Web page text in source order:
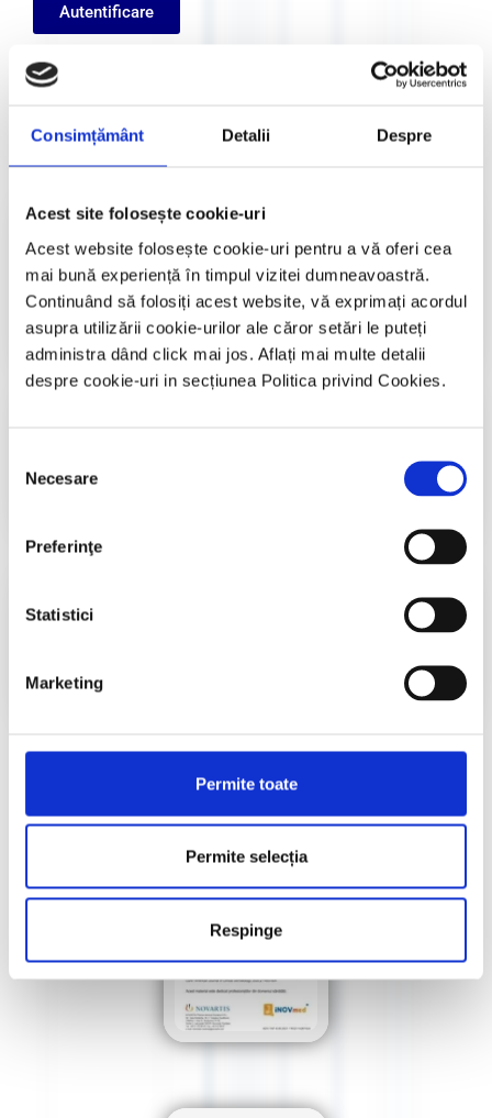
Consimțământ Detalii Despre
Acest site folosește cookie-uri
Acest website folosește cookie-uri pentru a vă oferi cea
mai bună experiență în timpul vizitei dumneavoastră.
Continuând să folosiți acest website, vă exprimați acordul
asupra utilizării cookie-urilor ale căror setări le puteți
administra dând click mai jos. Aflați mai multe detalii
despre cookie-uri in secțiunea Politica privind Cookies.
consimțământului
Necesare
Preferinţe
Statistici
Marketing
Permite toate
Permite selecția
Respinge
Autentificare
Cursuri și manifestari naționale și
internaționale​
Accesează